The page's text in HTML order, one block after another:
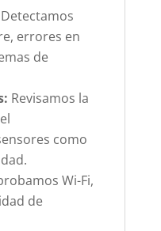
Detectamos
errores en
de
Revisamos la
como
Wi-Fi,
de